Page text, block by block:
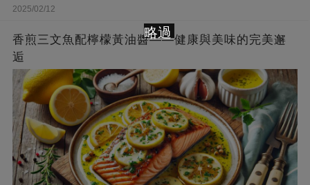
2025/02/12
香煎三文魚配檸檬黃油醬——健康與美味的完美邂
逅
略過